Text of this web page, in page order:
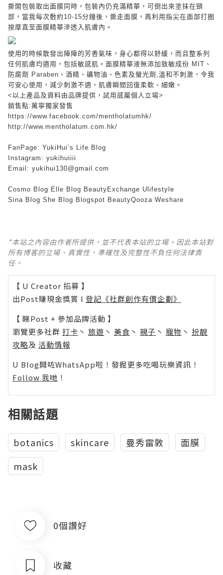
撕開包裝取出面膜同時，包裝內仍充滿精華，可倒出來塗抹在頸
部，當我每次敷約 10-15分鐘後，撕走面膜，再利用指尖在面部打圈
按摩直至面膜精華滲透入肌膚內。
使用的時候散發出陣陣的芳香氣味，身心都得以舒緩，而且整系列
任何肌膚均適用，包括敏感肌。面膜精華液無添加致敏成份 MIT 、
防腐劑
Paraben 、酒精、礦物油、色素及螢光劑 溫和不刺激，令我
可安心使用，減少刺激不適，肌膚瞬間回復柔軟、細嫩。
<以上產品及資料由品牌提供，試用感屬個人立場>
銷售點:萬寧獨家發售
https://www.facebook.com/mentholatumhk/
http://www.mentholatum.com.hk/
FanPage: YukiHui’s Life Blog
Instagram: yukihuiiii
Email: yukihui130@gmail.com
Cosmo Blog Elle Blog BeautyExchange Ulifestyle
Sina Blog She Blog Blogspot BeautyQooza Weshare
*本站之內容由作者所提供，並不代表本站的立場。因此本站對
所有博客的立場、真實性、準確性及完整性不負任何法律責
任。
【 U Creator 招募 】
出Post賺現金獎賞 l 登記《社群創作有價企劃》
【 睇Post + 參加品牌活動 】
瀏覽更多社群 打卡 丶 旅遊 丶 美食 丶 親子 丶 寵物 丶 扮靚
攻略及 活動情報
U Blog開咗WhatsApp啦！發掘更多吃喝玩樂資訊！
Follow 我哋 ！
相關話題
botanics skincare 曼秀雷敦
面膜
mask
0個讚好
收藏